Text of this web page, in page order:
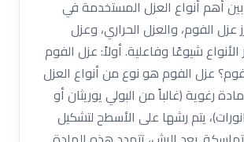
أهم أنواع العزل المستخدمة في
عزل الفوم، والعزل الحراري، وعزل
الأنواع شيوعًا وفاعلية. أولاً: عزل الفوم
عزل الفوم هو نوع من أنواع العزل
رغوية (غالباً من البولي يوريثان أو
يتم رشها على الأسطح لتشكيل